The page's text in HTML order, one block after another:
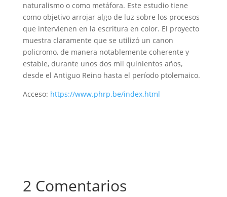
naturalismo o como metáfora. Este estudio tiene
como objetivo arrojar algo de luz sobre los procesos
que intervienen en la escritura en color. El proyecto
muestra claramente que se utilizó un canon
policromo, de manera notablemente coherente y
estable, durante unos dos mil quinientos años,
desde el Antiguo Reino hasta el período ptolemaico.
Acceso: https://www.phrp.be/index.html
2 Comentarios